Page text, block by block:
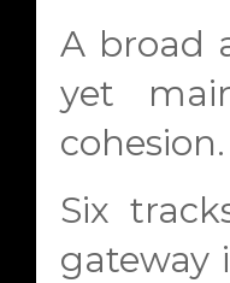
A broad
yet
cohesion.
Six
gateway